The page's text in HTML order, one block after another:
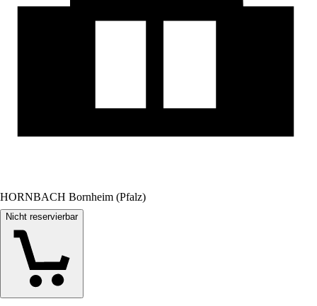
HORNBACH Bornheim (Pfalz)
Nicht reservierbar